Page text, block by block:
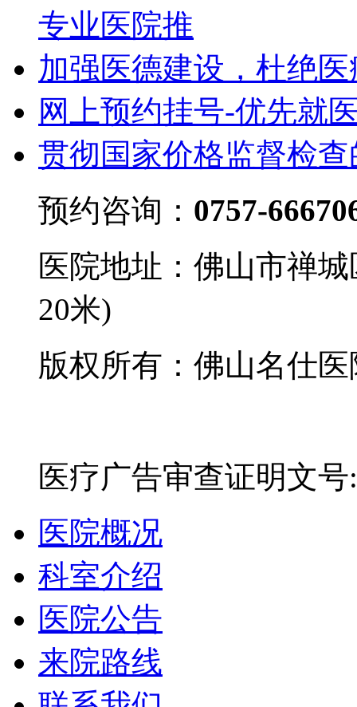
专业医院推
加强医德建设，杜绝
网上预约挂号-优先就
贯彻国家价格监督检
预约咨询： 0757-
医院地址：佛山市禅
20米)
版权所有：佛山名仕
医疗广告审查证明文
医院概况
科室介绍
医院公告
来院路线